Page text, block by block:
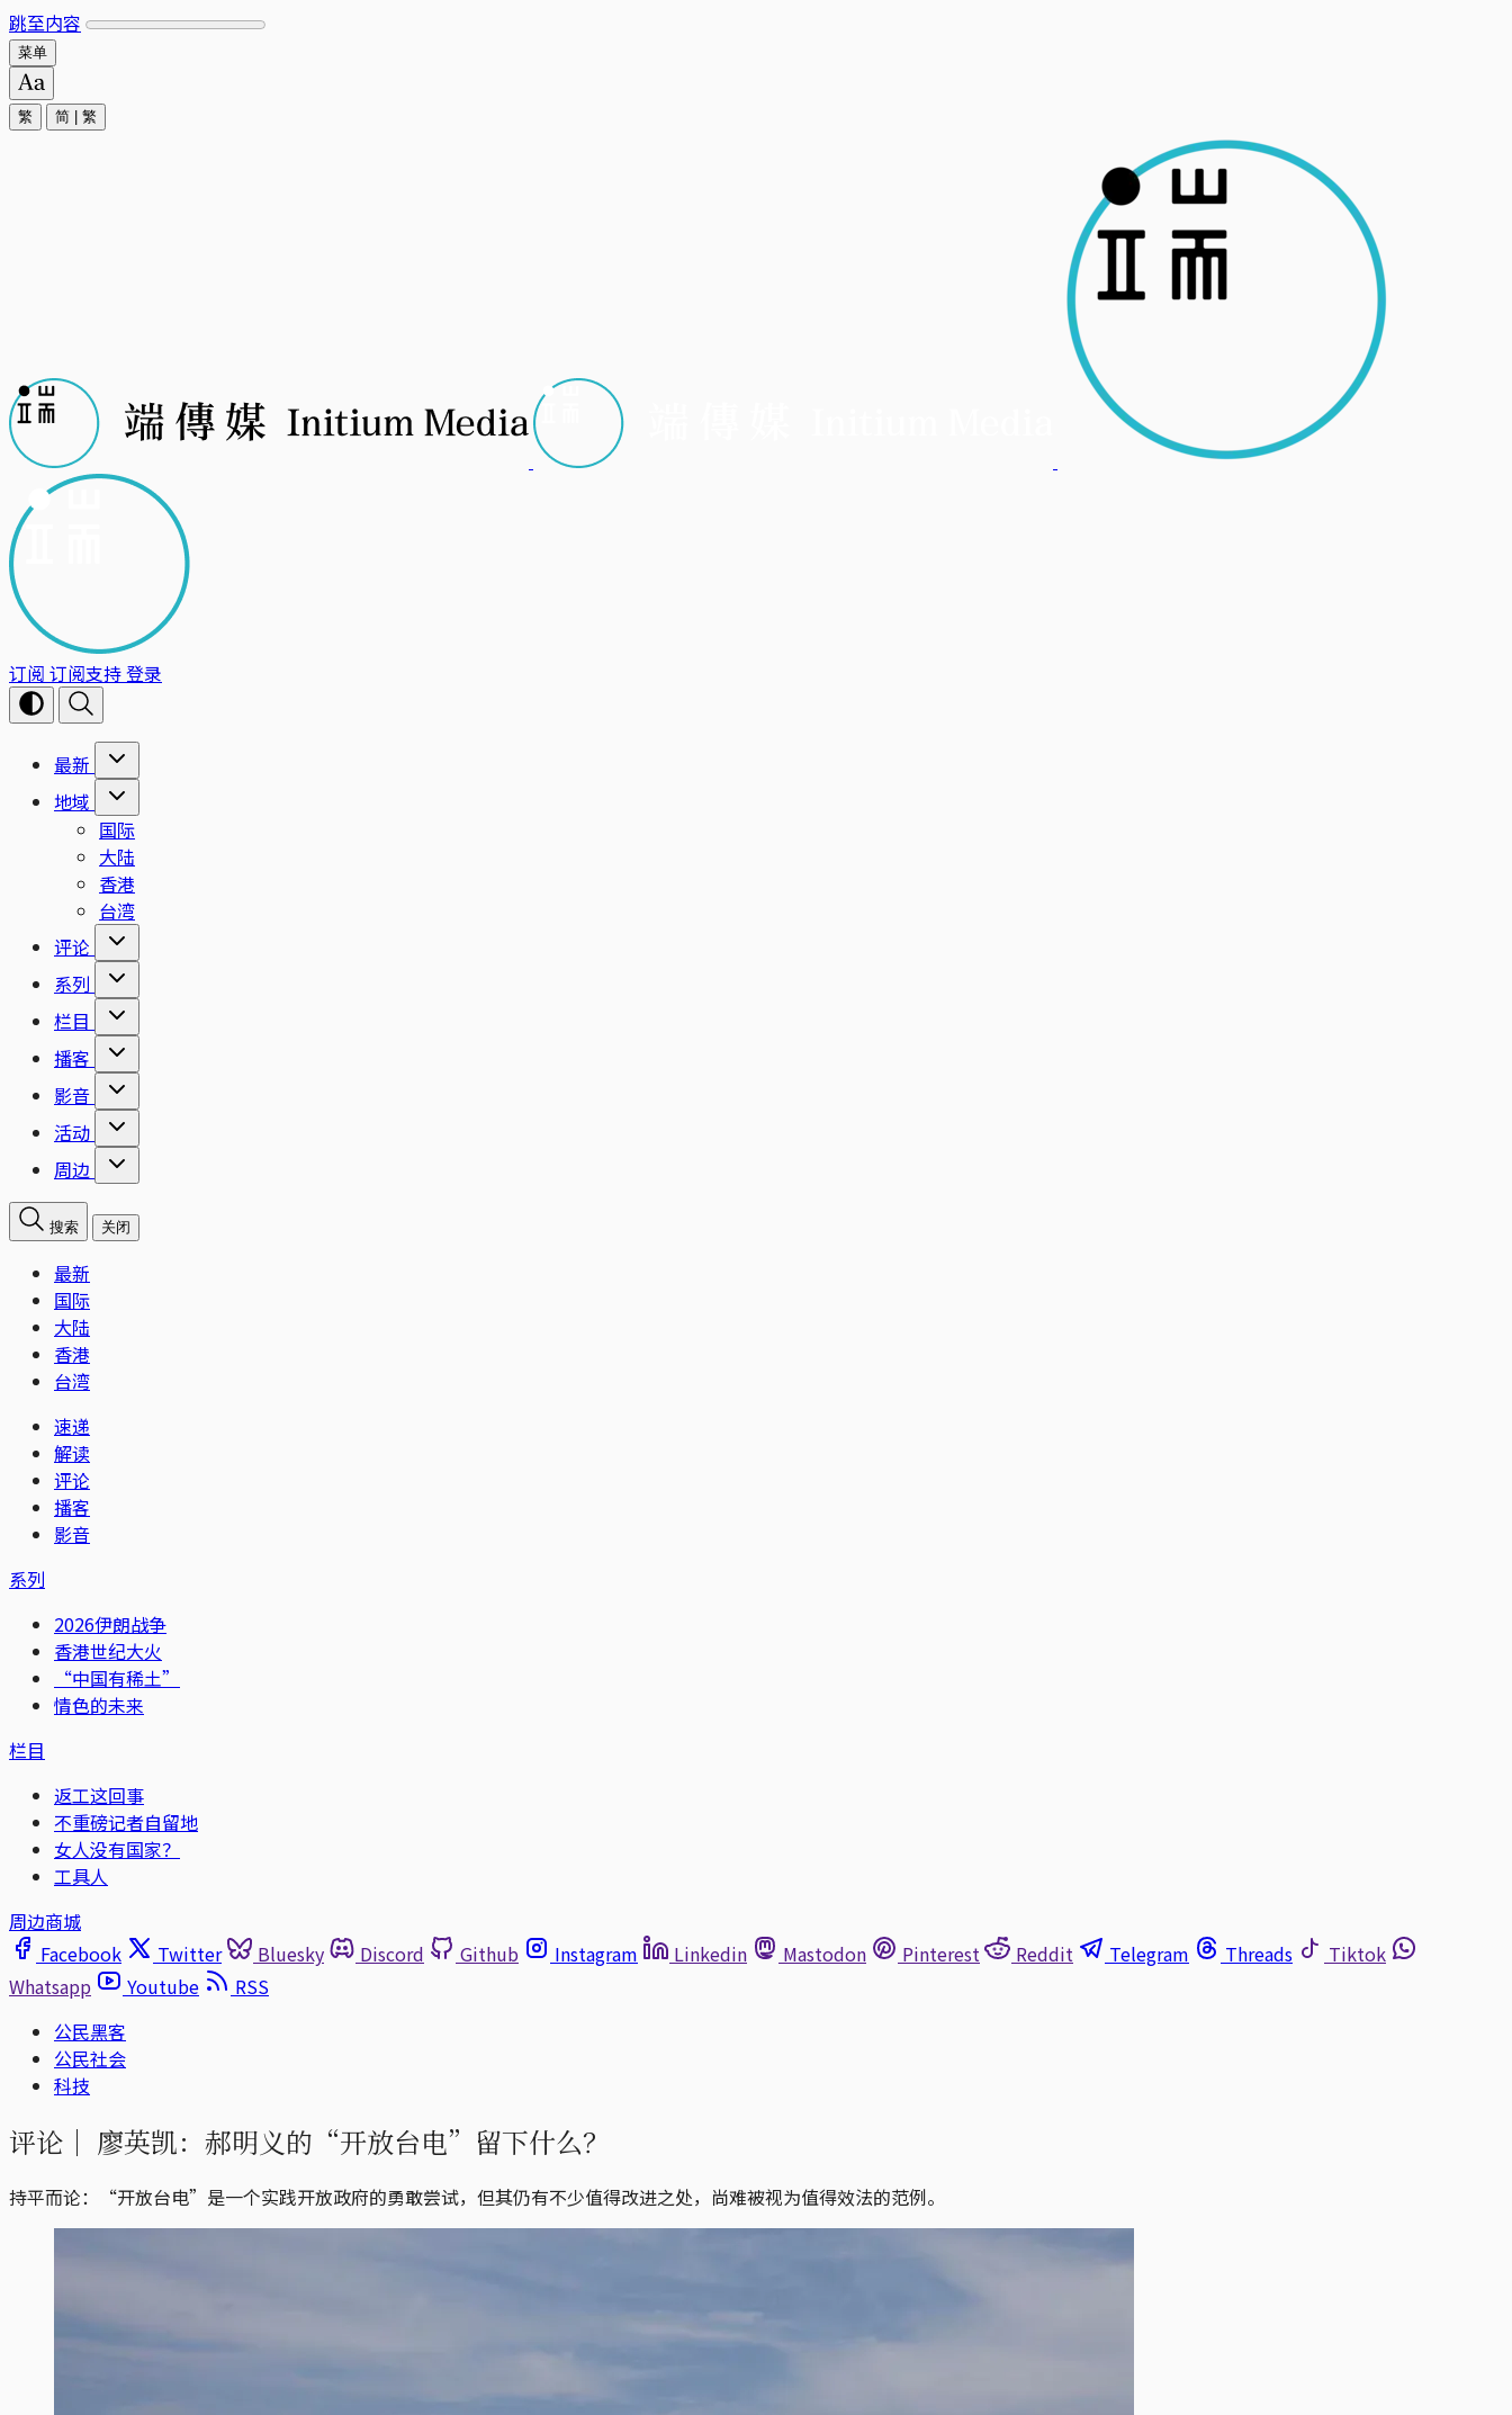
跳至内容
菜单
繁 简 繁
订阅 订阅支持登录
最新
地域
国际
大陆
香港
台湾
评论
系列
栏目
播客
影音
活动
周边
搜索 关闭
最新
国际
大陆
香港
台湾
速递
解读
评论
播客
影音
系列
2026伊朗战争
香港世纪大火
“中国有稀土”
情色的未来
栏目
返工这回事
不重磅记者自留地
女人没有国家？
工具人
周边商城
Facebook
Twitter Bluesky Discord Github Instagram Linkedin Mastodon Pinterest Reddit Telegram Threads
Tiktok
Whatsapp
Youtube
RSS
公民黑客
公民社会
科技
评论｜ 廖英凯：郝明义的“开放台电”留下什么？
持平而论：“开放台电”是一个实践开放政府的勇敢尝试，但其仍有不少值得改进之处，尚难被视为值得效法的范例。